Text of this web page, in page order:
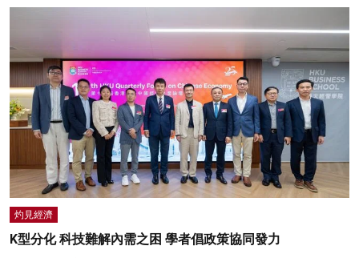
灼見經濟
K型分化 科技難解內需之困 學者倡政策協同發力